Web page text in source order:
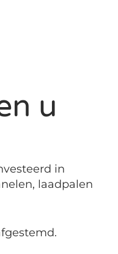
u
in
laadpalen